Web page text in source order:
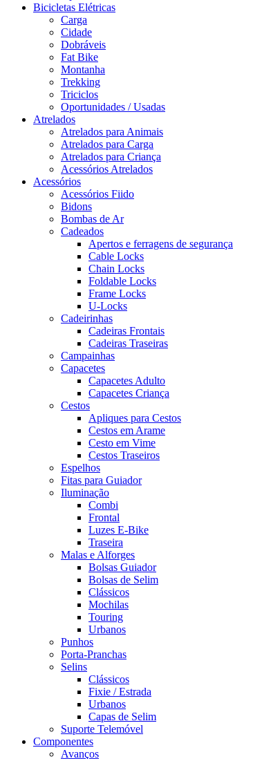
Bicicletas Elétricas
Carga
Cidade
Dobráveis
Fat Bike
Montanha
Trekking
Triciclos
Oportunidades / Usadas
Atrelados
Atrelados para Animais
Atrelados para Carga
Atrelados para Criança
Acessórios Atrelados
Acessórios
Acessórios Fiido
Bidons
Bombas de Ar
Cadeados
Apertos e ferragens de segurança
Cable Locks
Chain Locks
Foldable Locks
Frame Locks
U-Locks
Cadeirinhas
Cadeiras Frontais
Cadeiras Traseiras
Campainhas
Capacetes
Capacetes Adulto
Capacetes Criança
Cestos
Apliques para Cestos
Cestos em Arame
Cesto em Vime
Cestos Traseiros
Espelhos
Fitas para Guiador
Iluminação
Combi
Frontal
Luzes E-Bike
Traseira
Malas e Alforges
Bolsas Guiador
Bolsas de Selim
Clássicos
Mochilas
Touring
Urbanos
Punhos
Porta-Pranchas
Selins
Clássicos
Fixie / Estrada
Urbanos
Capas de Selim
Suporte Telemóvel
Componentes
Avanços